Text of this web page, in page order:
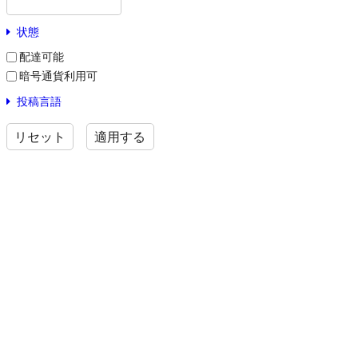
状態
配達可能
暗号通貨利用可
投稿言語
リセット 適用する